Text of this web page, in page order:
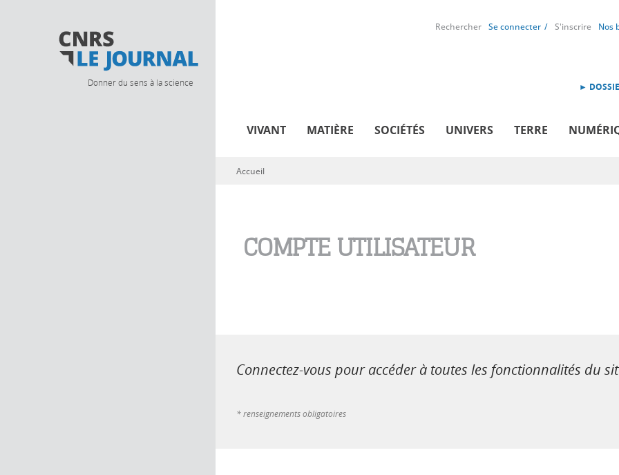
Donner du sens à la science
Rechercher Se connecter S'inscrire Nos
►
VIVANT MATIÈRE SOCIÉTÉS UNIVERS TERRE
Vous êtes ici
Accueil
COMPTE UTILISATEUR
Connectez-vous pour accéder à toutes les fonctionnalités du
* renseignements obligatoires